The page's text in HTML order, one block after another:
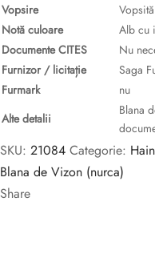
Vopsire
Vopsită
Notă culoare
Alb cu
Documente CITES
Nu
Furnizor / licitație
Saga
Furmark
nu
Alte detalii
Blana
SKU: 21084 Categorie:
Blana de Vizon (nurca)
Share